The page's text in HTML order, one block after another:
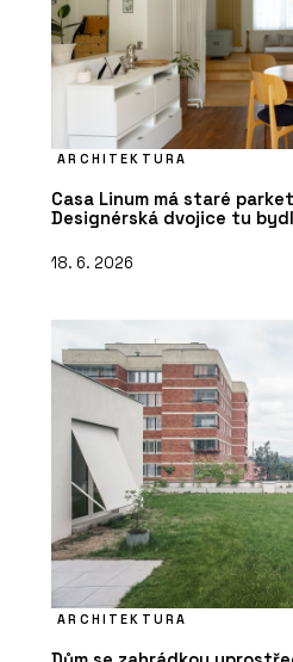
ARCHITEKTURA
Casa Linum má staré
Designérská dvojice tu
18. 6. 2026
ARCHITEKTURA